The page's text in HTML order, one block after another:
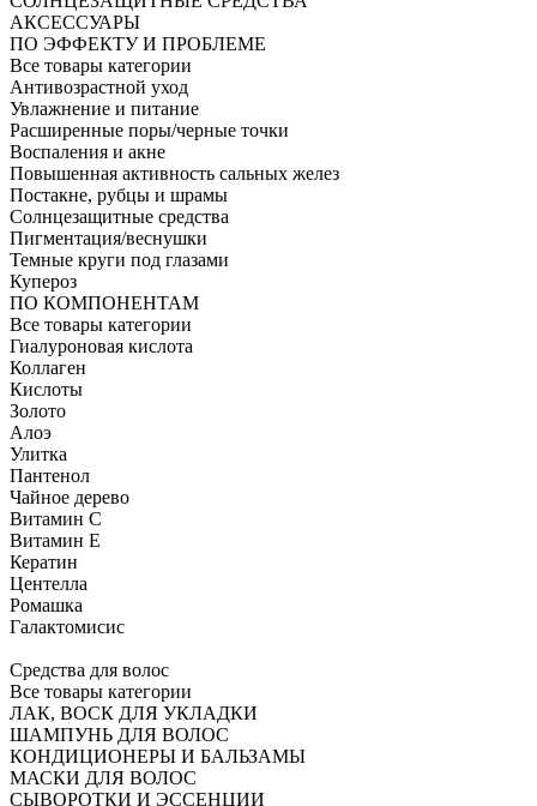
АКСЕССУАРЫ
ПО ЭФФЕКТУ И ПРОБЛЕМЕ
Все товары категории
Антивозрастной уход
Увлажнение и питание
Расширенные поры/черные точки
Воспаления и акне
Повышенная активность сальных желез
Постакне, рубцы и шрамы
Солнцезащитные средства
Пигментация/веснушки
Темные круги под глазами
Купероз
ПО КОМПОНЕНТАМ
Все товары категории
Гиалуроновая кислота
Коллаген
Кислоты
Золото
Алоэ
Улитка
Пантенол
Чайное дерево
Витамин C
Витамин Е
Кератин
Центелла
Ромашка
Галактомисис
Средства для волос
Все товары категории
ЛАК, ВОСК ДЛЯ УКЛАДКИ
ШАМПУНЬ ДЛЯ ВОЛОС
КОНДИЦИОНЕРЫ И БАЛЬЗАМЫ
МАСКИ ДЛЯ ВОЛОС
СЫВОРОТКИ И ЭССЕНЦИИ